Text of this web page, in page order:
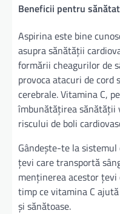
Beneficii pentru
Aspirina este bine
asupra sănătății
formării cheagurilor de
provoca atacuri de cord
cerebrale. Vitamina C,
îmbunătățirea sănătății
riscului de boli
Gândește-te la
țevi care transportă
menținerea acestor
timp ce vitamina C
și sănătoase.